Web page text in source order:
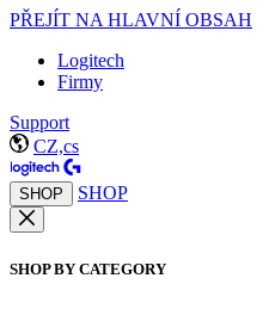
PŘEJÍT NA HLAVNÍ OBSAH
Logitech
Firmy
Support
CZ,cs
SHOP SHOP
SHOP BY CATEGORY